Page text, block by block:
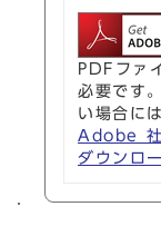
PDFファ
必要です
い場合には
Adobe
ダウンロ